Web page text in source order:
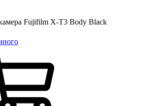
Fujifilm X-T3 Body Black